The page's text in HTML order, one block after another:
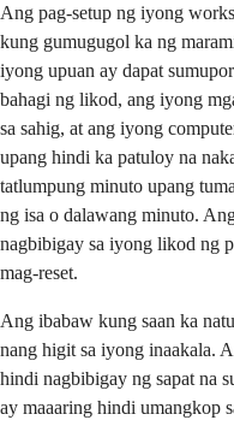
Ang pag-setup ng iyong
kung gumugugol ka ng
iyong upuan ay dapat
bahagi ng likod, ang iyong
sa sahig, at ang iyong
upang hindi ka patuloy na
tatlumpung minuto upang
ng isa o dalawang minuto.
nagbibigay sa iyong likod ng
mag-reset.
Ang ibabaw kung saan ka
nang higit sa iyong inaakala.
hindi nagbibigay ng sapat na
ay maaaring hindi umangkop